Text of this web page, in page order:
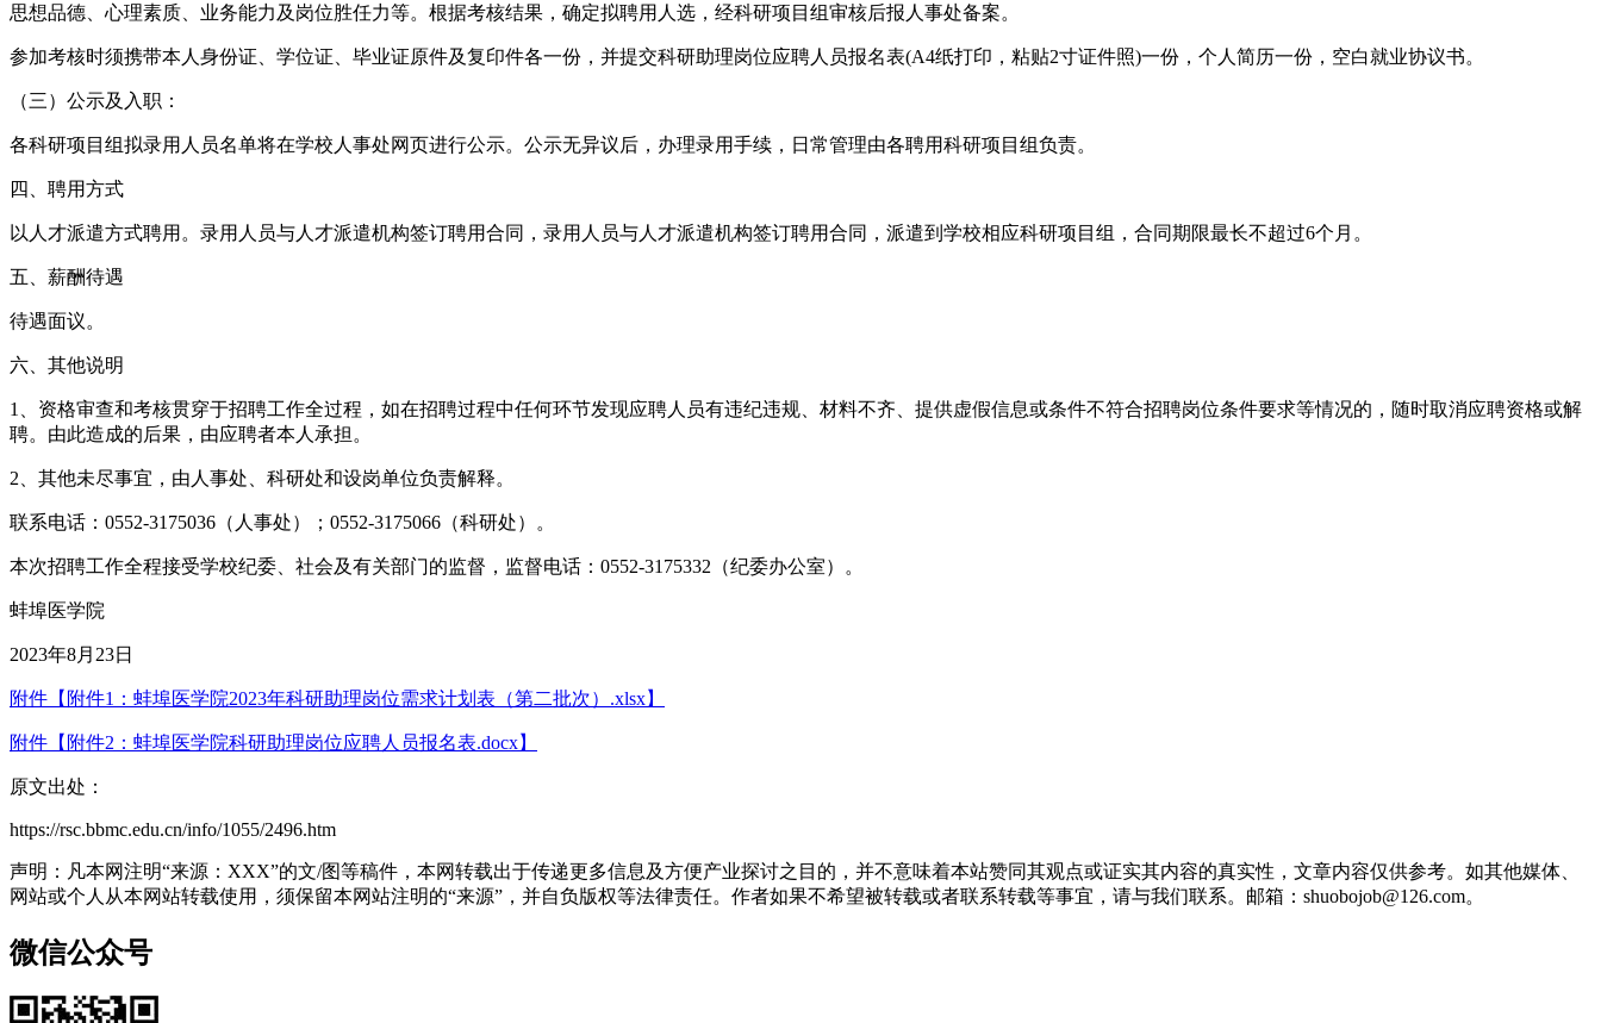
思想品德、心理素质、业务能力及岗位胜任力等。根据考核结果，确定拟聘用人选，经科研项目组审核后报人事处备案。
参加考核时须携带本人身份证、学位证、毕业证原件及复印件各一份，并提交科研助理岗位应聘人员报名表(A4纸打印，粘贴2寸证件照)一份，个人简历一份，空白就业协议书。
（三）公示及入职：
各科研项目组拟录用人员名单将在学校人事处网页进行公示。公示无异议后，办理录用手续，日常管理由各聘用科研项目组负责。
四、聘用方式
以人才派遣方式聘用。录用人员与人才派遣机构签订聘用合同，录用人员与人才派遣机构签订聘用合同，派遣到学校相应科研项目组，合同期限最长不超过6个月。
五、薪酬待遇
待遇面议。
六、其他说明
1、资格审查和考核贯穿于招聘工作全过程，如在招聘过程中任何环节发现应聘人员有违纪违规、材料不齐、提供虚假信息或条件不符合招聘岗位条件要求等情况的，随时取消应聘资格或解
聘。由此造成的后果，由应聘者本人承担。
2、其他未尽事宜，由人事处、科研处和设岗单位负责解释。
联系电话：0552-3175036（人事处）；0552-3175066（科研处）。
本次招聘工作全程接受学校纪委、社会及有关部门的监督，监督电话：0552-3175332（纪委办公室）。
蚌埠医学院
2023年8月23日
附件【附件1：蚌埠医学院2023年科研助理岗位需求计划表（第二批次）.xlsx】
附件【附件2：蚌埠医学院科研助理岗位应聘人员报名表.docx】
原文出处：
https://rsc.bbmc.edu.cn/info/1055/2496.htm
声明：凡本网注明“来源：XXX”的文/图等稿件，本网转载出于传递更多信息及方便产业探讨之目的，并不意味着本站赞同其观点或证实其内容的真实性，文章内容仅供参考。如其他媒体、
网站或个人从本网站转载使用，须保留本网站注明的“来源”，并自负版权等法律责任。作者如果不希望被转载或者联系转载等事宜，请与我们联系。邮箱：shuobojob@126.com。
微信公众号